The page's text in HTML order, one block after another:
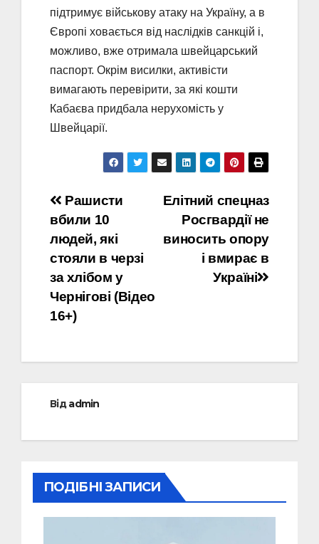
підтримує військову атаку на Україну, а в
Європі ховається від наслідків санкцій і,
можливо, вже отримала швейцарський
паспорт. Окрім висилки, активісти
вимагають перевірити, за які кошти
Кабаєва придбала нерухомість у
Швейцарії.
Навігація
записів
Елітний спецназ
Росгвардії не
виносить опору
і вмирає в
Україні
Рашисти
вбили 10
людей, які
стояли в черзі
за хлібом у
Чернігові (Відео
16+)
Відadmin
ПОДІБНІ ЗАПИСИ